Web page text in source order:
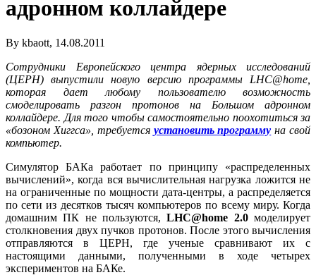
адронном коллайдере
By kbaott, 14.08.2011
Сотрудники Европейского центра ядерных исследований
(ЦЕРН) выпустили новую версию программы LHC@home
которая дает любому пользователю возможность
смоделировать разгон протонов на Большом адронном
коллайдере. Для того чтобы самостоятельно поохотиться за
«бозоном Хиггса», требуется установить программу на свой
компьютер.
Симулятор БАКа работает по принципу «распределенных
вычислений», когда вся вычислительная нагрузка ложится не
на ограниченные по мощности дата-центры, а распределяется
по сети из десятков тысяч компьютеров по всему миру. Когда
домашним ПК не пользуются,LHC@home 2.0моделирует
столкновения двух пучков протонов. После этого вычисления
отправляются в ЦЕРН, где ученые сравнивают их с
настоящими данными, полученными в ходе четырех
экспериментов на БАКе.